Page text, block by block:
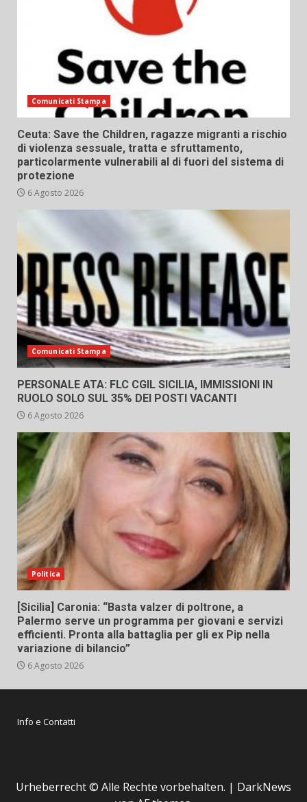
Comunicati Stampa
Ceuta: Save the Children, ragazze migranti a rischio
di violenza sessuale, tratta e sfruttamento,
particolarmente vulnerabili al di fuori del sistema di
protezione
6 Agosto 2026
Comunicati Stampa
PERSONALE ATA: FLC CGIL SICILIA, IMMISSIONI IN
RUOLO SOLO SUL 35% DEI POSTI VACANTI
6 Agosto 2026
Politica
[Sicilia] Caronia: “Basta valzer di poltrone, a
Palermo serve un programma per giovani e servizi
efficienti. Pronta alla battaglia per gli ex Pip nella
variazione di bilancio”
6 Agosto 2026
Info e Contatti
Urheberrecht © Alle Rechte vorbehalten. | DarkNews